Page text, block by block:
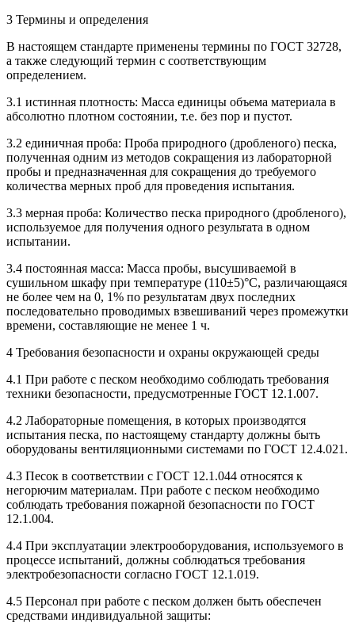
3 Термины и определения
В настоящем стандарте применены термины по ГОСТ 32728,
а также следующий термин с соответствующим
определением.
3.1 истинная плотность: Масса единицы объема материала в
абсолютно плотном состоянии, т.е. без пор и пустот.
3.2 единичная проба: Проба природного (дробленого) песка,
полученная одним из методов сокращения из лабораторной
пробы и предназначенная для сокращения до требуемого
количества мерных проб для проведения испытания.
3.3 мерная проба: Количество песка природного (дробленого),
используемое для получения одного результата в одном
испытании.
3.4 постоянная масса: Масса пробы, высушиваемой в
сушильном шкафу при температуре (110±5)°C, различающаяся
не более чем на 0, 1% по результатам двух последних
последовательно проводимых взвешиваний через промежутки
времени, составляющие не менее 1 ч.
4 Требования безопасности и охраны окружающей среды
4.1 При работе с песком необходимо соблюдать требования
техники безопасности, предусмотренные ГОСТ 12.1.007.
4.2 Лабораторные помещения, в которых производятся
испытания песка, по настоящему стандарту должны быть
оборудованы вентиляционными системами по ГОСТ 12.4.021.
4.3 Песок в соответствии с ГОСТ 12.1.044 относятся к
негорючим материалам. При работе с песком необходимо
соблюдать требования пожарной безопасности по ГОСТ
12.1.004.
4.4 При эксплуатации электрооборудования, используемого в
процессе испытаний, должны соблюдаться требования
электробезопасности согласно ГОСТ 12.1.019.
4.5 Персонал при работе с песком должен быть обеспечен
средствами индивидуальной защиты: